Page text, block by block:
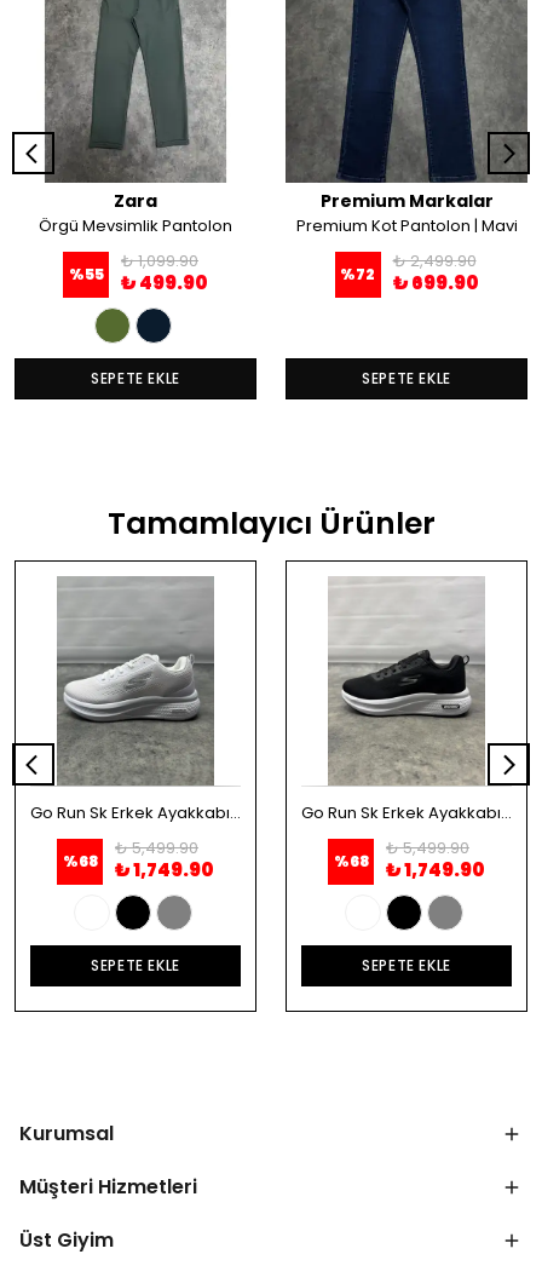
Zara
Örgü Mevsimlik Pantolon
%55
₺ 1,099.90
₺ 499.90
SEPETE EKLE
Premium Markalar
Premium Kot Pantolon | Mavi
%72
₺ 2,499.90
₺ 699.90
SEPETE EKLE
Tamamlayıcı Ürünler
Go Run Sk Erkek Ayakkabı - Beyaz
%68
₺ 5,499.90
₺ 1,749.90
SEPETE EKLE
Go Run Sk Erkek Ayakkabı - Siyah
%68
₺ 5,499.90
₺ 1,749.90
SEPETE EKLE
Kurumsal
Müşteri Hizmetleri
Üst Giyim